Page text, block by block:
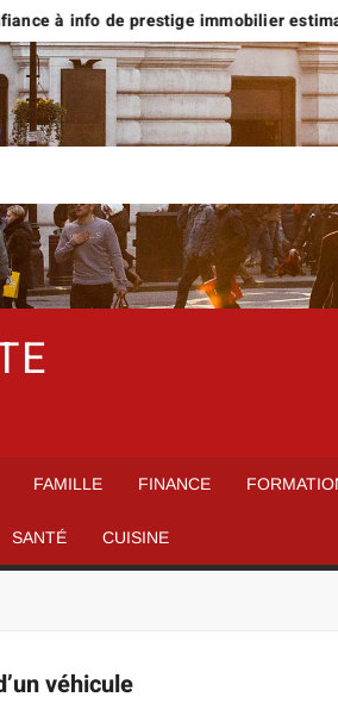
à info de prestige immobilier
FAMILLE FINANCE
SANTÉ CUISINE
véhicule